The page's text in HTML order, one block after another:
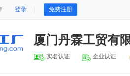
登录 免费注册
厦门丹霖工贸有
实名认证 企业认证